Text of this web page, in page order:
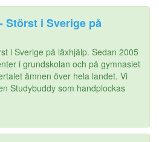
Störst i Sverige på
i Sverige på läxhjälp. Sedan 2005
i grundskolan och på gymnasiet
ämnen över hela landet. Vi
Studybuddy som handplockas